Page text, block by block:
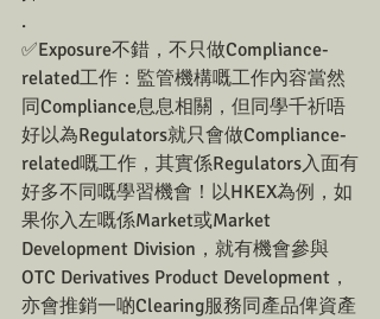
.
✅Exposure不錯，不只做Compliance-
related工作：監管機構嘅工作內容當然
同Compliance息息相關，但同學千祈唔
好以為Regulators就只會做Compliance-
related嘅工作，其實係Regulators入面有
好多不同嘅學習機會！以HKEX為例，如
果你入左嘅係Market或Market
Development Division，就有機會參與
OTC Derivatives Product Development，
亦會推銷一啲Clearing服務同產品俾資產